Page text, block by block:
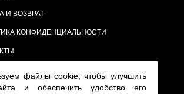
И ВОЗВРАТ
КОНФИДЕНЦИАЛЬНОСТИ
файлы cookie, чтобы улучшить
и обеспечить удобство его